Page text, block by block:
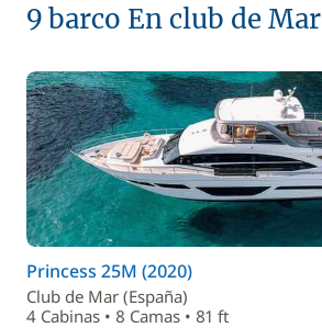
9 barco En club de Mar
Princess 25M (2020)
Club de Mar (España)
4 Cabinas • 8 Camas • 81 ft